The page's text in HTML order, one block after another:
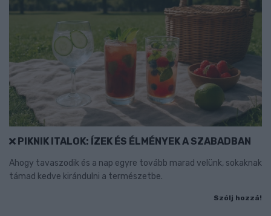
PIKNIK ITALOK: ÍZEK ÉS ÉLMÉNYEK A SZABADBAN
Ahogy tavaszodik és a nap egyre tovább marad velünk, sokaknak
támad kedve kirándulni a természetbe.
Szólj hozzá!